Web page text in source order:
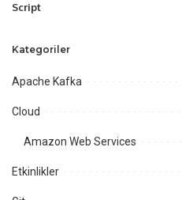
Script
Kategoriler
Apache Kafka
Cloud
Amazon Web Services
Etkinlikler